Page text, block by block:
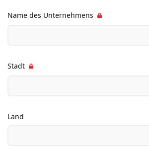
Name des Unternehmens
Stadt
Land